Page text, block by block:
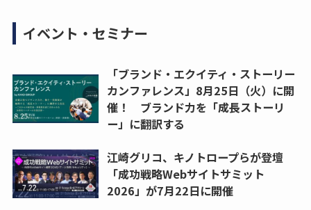
イベント・セミナー
「ブランド・エクイティ・ストーリー
カンファレンス」8月25日（火）に開
催！ ブランド力を「成長ストーリ
ー」に翻訳する
江崎グリコ、キノトロープらが登壇
「成功戦略Webサイトサミット
2026」が7月22日に開催